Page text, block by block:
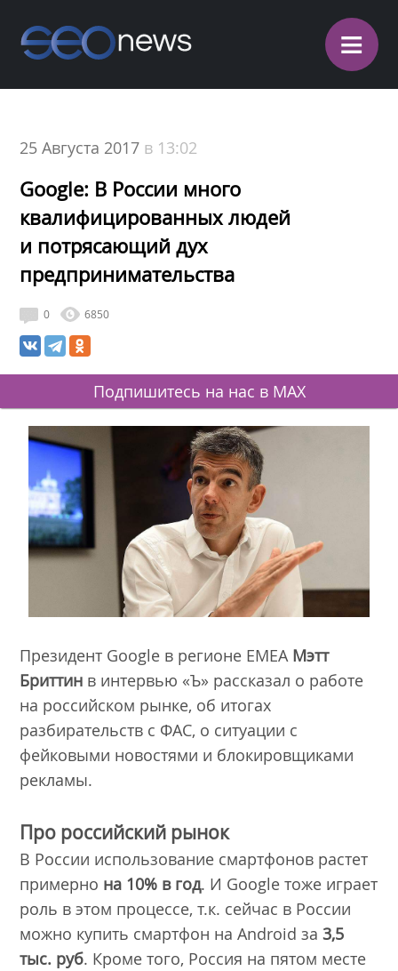
≡
25 Августа 2017 в 13:02
Google: В России много
квалифицированных людей
и потрясающий дух
предпринимательства
0 6850
Подпишитесь на нас в MAX
Президент Google в регионе EMEA Мэтт
Бриттин в интервью «Ъ» рассказал о работе
на российском рынке, об итогах
разбирательств с ФАС, о ситуации с
фейковыми новостями и блокировщиками
рекламы.
Про российский рынок
В России использование смартфонов растет
примерно на 10% в год. И Google тоже играет
роль в этом процессе, т.к. сейчас в России
можно купить смартфон на Android за3,5
тыс. руб. Кроме того, Россия на пятом месте